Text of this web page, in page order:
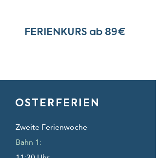
FERIENKURS ab 89€
OSTERFERIEN
Zweite Ferienwoche
Bahn 1: